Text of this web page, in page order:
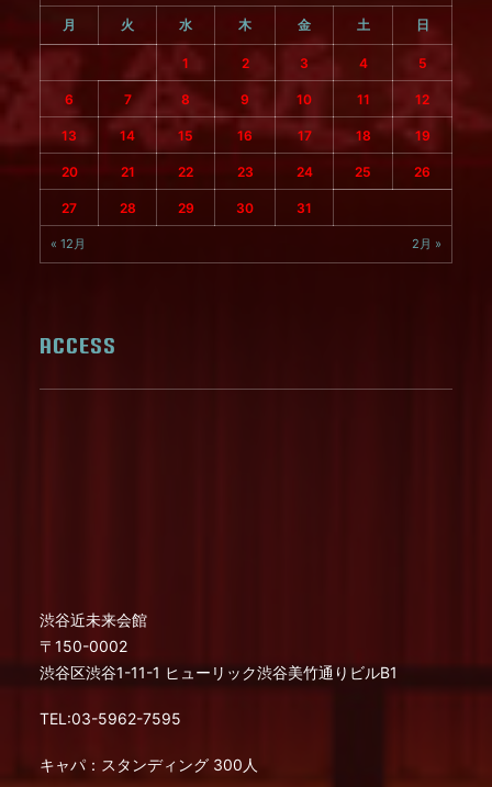
月 火 水 木 金 土 日
1 2 3 4 5
6 7 8 9 10 11 12
13 14 15 16 17 18 19
20 21 22 23 24 25 26
27 28 29 30 31
« 12月 2月 »
ACCESS
渋谷近未来会館
〒150-0002
渋谷区渋谷1-11-1 ヒューリック渋谷美竹通りビルB1
TEL:03-5962-7595
キャパ：スタンディング 300人